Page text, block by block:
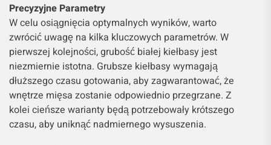
Precyzyjne Parametry
W celu osiągnięcia optymalnych wyników, warto
zwrócić uwagę na kilka kluczowych parametrów. W
pierwszej kolejności, grubość białej kiełbasy jest
niezmiernie istotna. Grubsze kiełbasy wymagają
dłuższego czasu gotowania, aby zagwarantować, że
wnętrze mięsa zostanie odpowiednio przegrzane. Z
kolei cieńsze warianty będą potrzebowały krótszego
czasu, aby uniknąć nadmiernego wysuszenia.